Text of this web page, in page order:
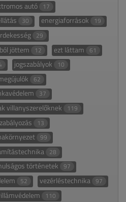
autó 17
30 energiaforrások 19
29
jöttem 12 ezt láttam 61
jogszabályok 10
62
37
villanyszerelőknek 119
13
99
28
történetek 97
52 vezérléstechnika 97
110